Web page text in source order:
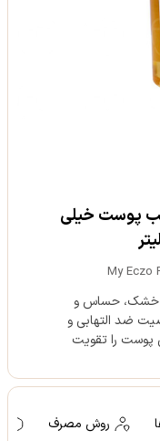
پوست خیلی
My Eczo
خشک، حساس و
ضد التهابی و
را تقویت
روش مصرف